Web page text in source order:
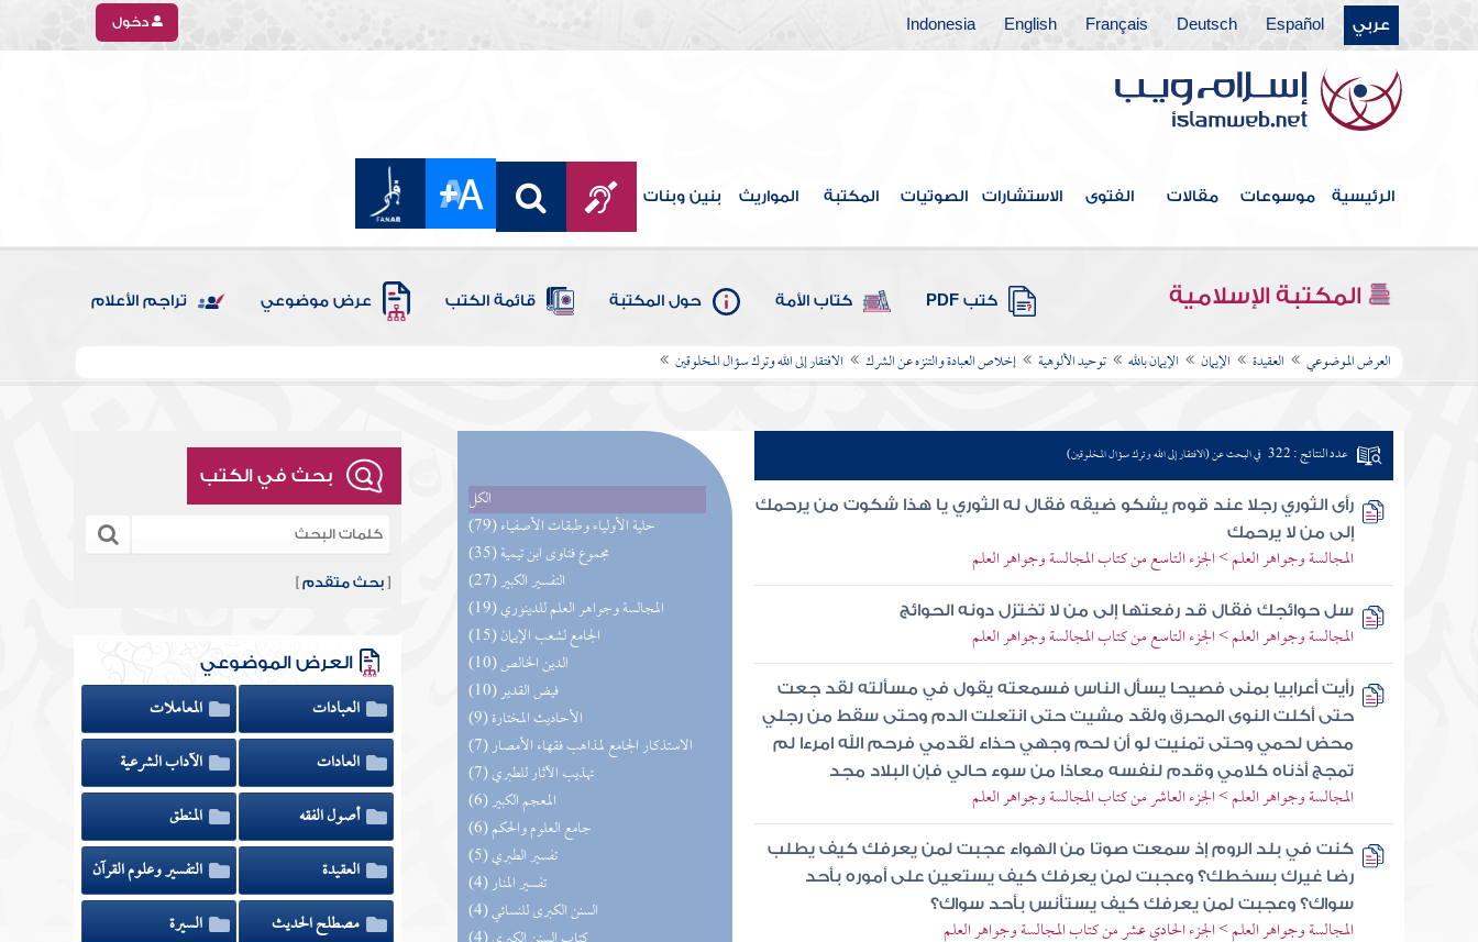
عربي Español
Deutsch
Français
English
Indonesia دخول
الرئيسية موسوعات مقالات الفتوى الاستشارات الصوتيات المكتبة المواريث بنين وبنات
المكتبة الإسلامية كتب PDF كتاب الأمة حول المكتبة قائمة الكتب عرض موضوعي تراجم الأعلام
العرض الموضوعي العقيدة الإيمان الإيمان بالله توحيد الألوهية إخلاص العبادة والتنزه عن الشرك الافتقار إلى الله وترك سؤال المخلوقين
الكل
(79) حلية الأولياء وطبقات الأصفياء
(35) مجموع فتاوى ابن تيمية
(27) التفسير الكبير
(19) المجالسة وجواهر العلم للدينوري
(15) الجامع لشعب الإيمان
(10) الدين الخالص
(10) فيض القدير
(9) الأحاديث المختارة
(7) الاستذكار الجامع لمذاهب فقهاء الأمصار
(7) تهذيب الآثار للطبري
(6) المعجم الكبير
(6) جامع العلوم والحكم
(5) تفسير الطبري
(4) تفسير المنار
(4) السنن الكبرى للنسائي
عدد النتائج : 322 في البحث عن (الافتقار إلى الله وترك سؤال المخلوقين)
رأى الثوري رجلا عند قوم يشكو ضيقه فقال له الثوري يا هذا شكوت من يرحمك
إلى من لا يرحمك
المجالسة وجواهر العلم > الجزء التاسع من كتاب المجالسة وجواهر العلم
سل حوائجك فقال قد رفعتها إلى من لا تختزل دونه الحوائج
المجالسة وجواهر العلم > الجزء التاسع من كتاب المجالسة وجواهر العلم
رأيت أعرابيا بمنى فصيحا يسأل الناس فسمعته يقول في مسألته لقد جعت
حتى أكلت النوى المحرق ولقد مشيت حتى انتعلت الدم وحتى سقط من رجلي
محض لحمي وحتى تمنيت لو أن لحم وجهي حذاء لقدمي فرحم الله امرءا لم
تمجج أذناه كلامي وقدم لنفسه معاذا من سوء حالي فإن البلاد مجد
المجالسة وجواهر العلم > الجزء العاشر من كتاب المجالسة وجواهر العلم
كنت في بلد الروم إذ سمعت صوتا من الهواء عجبت لمن يعرفك كيف يطلب
رضا غيرك بسخطك؟ وعجبت لمن يعرفك كيف يستعين على أموره بأحد
سواك؟ وعجبت لمن يعرفك كيف يستأنس بأحد سواك؟
المجالسة وجواهر العلم > الجزء الحادي عشر من كتاب المجالسة وجواهر العلم
بحث في الكتب
[بحث متقدم ]
العرض الموضوعي
العبادات
المعاملات
العادات
الآداب الشرعية
أصول الفقه
المنطق
العقيدة
التفسير وعلوم القرآن
مصطلح الحديث
السيرة